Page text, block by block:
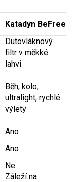
Katadyn BeFree
Dutovláknový
filtr v měkké
lahvi
Běh, kolo,
ultralight, rychlé
výlety
Ano
Ano
Ne
Záleží na